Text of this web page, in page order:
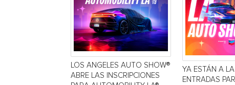
LOS ANGELES AUTO SHOW®
ABRE LAS INSCRIPCIONES
YA ESTÁN A
ENTRADAS